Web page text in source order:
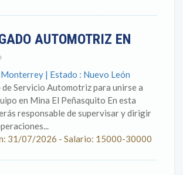
AUTOMOTRIZ EN
| Estado : Nuevo León
de Servicio Automotriz para unirse a
en Mina El Peñasquito En esta
responsable de supervisar y dirigir
31/07/2026 - Salario: 15000-30000